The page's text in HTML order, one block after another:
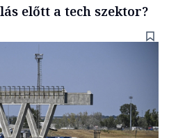
előtt a tech szektor?